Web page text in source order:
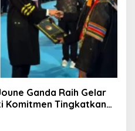
Ganda Raih Gelar
Komitmen Tingkatkan